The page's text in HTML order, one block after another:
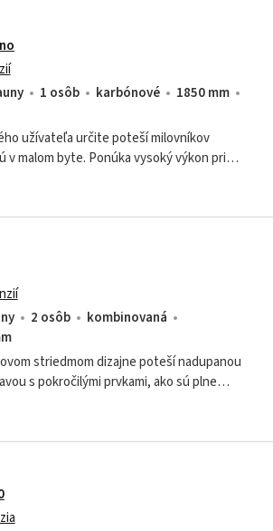
1 osôb karbónové
1850 mm
užívateľa určite poteší milovníkov
v malom byte. Ponúka vysoký výkon pri
rozmerov.
2 osôb
kombinovaná
striedmom dizajne poteší nadupanou
s pokročilými prvkami, ako sú plne
žiariče.